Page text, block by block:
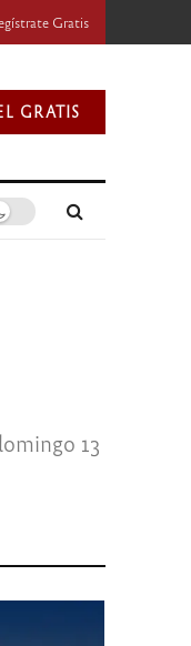
Gratis
GRATIS
13